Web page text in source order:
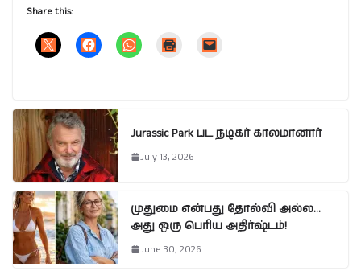
Share this:
Jurassic Park பட நடிகர் காலமானார்
July 13, 2026
முதுமை என்பது தோல்வி அல்ல…
அது ஒரு பெரிய அதிர்ஷ்டம்!
June 30, 2026